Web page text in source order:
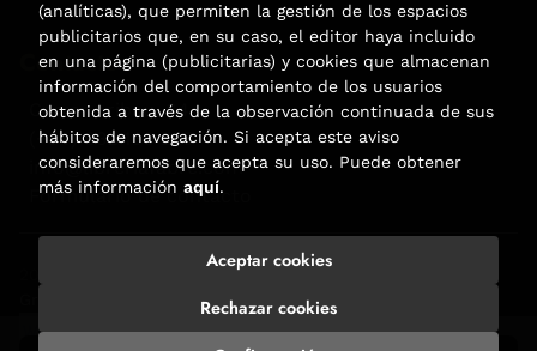
Contacto
Carrer Aribau, 84
(+34) 932 160 225
info@libreriafabre.com
Formulario de contacto
. Todos los Derechos Reservados |
(analíticas), que permiten la gestión de los espacios
publicitarios que, en su caso, el editor haya incluido
en una página (publicitarias) y cookies que almacenan
información del comportamiento de los usuarios
obtenida a través de la observación continuada de sus
hábitos de navegación. Si acepta este aviso
consideraremos que acepta su uso. Puede obtener
más información aquí.
Rechazar cookies
Aceptar cookies